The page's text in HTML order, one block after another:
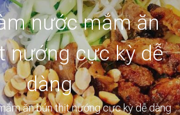
nước mắm ăn
nướng cực kỳ dễ
dàng
ăn bún thịt nướng cực kỳ dễ dàng